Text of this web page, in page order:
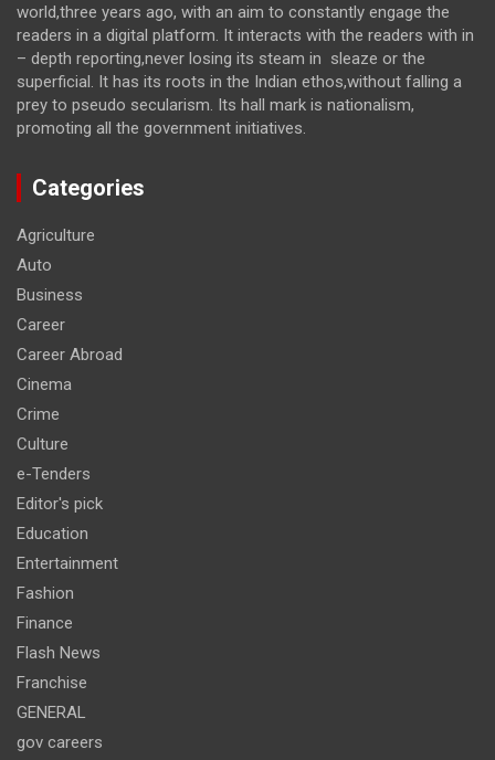
world,three years ago, with an aim to constantly engage the
readers in a digital platform. It interacts with the readers with in
– depth reporting,never losing its steam in sleaze or the
superficial. It has its roots in the Indian ethos,without falling a
prey to pseudo secularism. Its hall mark is nationalism,
promoting all the government initiatives.
Categories
Agriculture
Auto
Business
Career
Career Abroad
Cinema
Crime
Culture
e-Tenders
Editor's pick
Education
Entertainment
Fashion
Finance
Flash News
Franchise
GENERAL
gov careers